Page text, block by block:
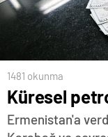
1481 okunma
Küresel
Ermenistan'a